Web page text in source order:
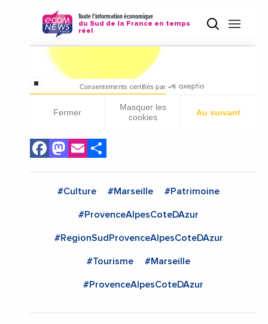
Facebook
Mastodon
Email
#Culture #Marseille #Patrimoine
#ProvenceAlpesCoteDAzur
#RegionSudProvenceAlpesCoteDAzur
#Tourisme #Marseille
#ProvenceAlpesCoteDAzur